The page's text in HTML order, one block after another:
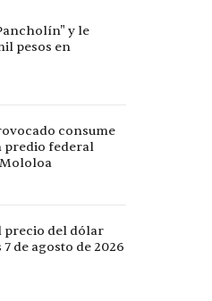
y le
pesos en
consume
predio federal
precio del dólar
de agosto de 2026